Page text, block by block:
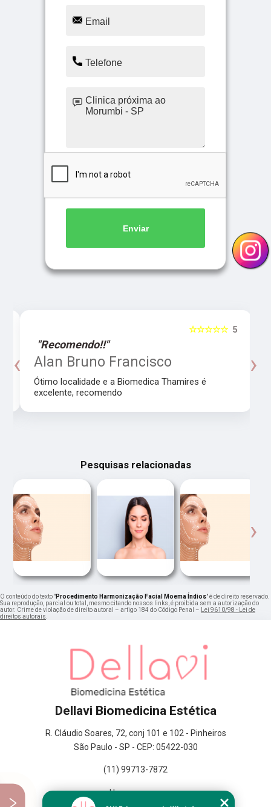
Enviar
5
☆☆☆☆☆
"Recomendo!!"
Alan Bruno Francisco
Ótimo localidade e a Biomedica Thamires é
excelente, recomendo
‹ ›
Pesquisas relacionadas
‹ ›
O conteúdo do texto "Procedimento Harmonização Facial Moema Índios" é de direito reservado.
Sua reprodução, parcial ou total, mesmo citando nossos links, é proibida sem a autorização do
autor. Crime de violação de direito autoral – artigo 184 do Código Penal –
Lei 9610/98 - Lei de
direitos autorais
Dellavi Biomedicina Estética
R. Cláudio Soares, 72, conj 101 e 102 - Pinheiros
São Paulo - SP - CEP: 05422-030
(11) 99713-7872
Home